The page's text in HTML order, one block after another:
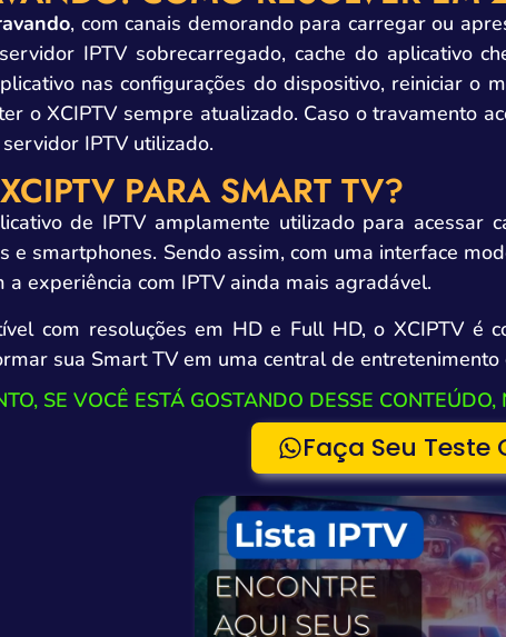
, com canais demorando para carregar ou
IPTV sobrecarregado, cache do aplicativo
nas configurações do dispositivo, reiniciar o
o XCIPTV sempre atualizado. Caso o travamento
IPTV utilizado.
PARA SMART TV?
de IPTV amplamente utilizado para acessar
e smartphones. Sendo assim, com uma interface
a experiência com IPTV ainda mais agradável.
com resoluções em HD e Full HD, o XCIPTV é
sua Smart TV em uma central de
SE VOCÊ ESTÁ GOSTANDO DESSE
Faça Seu Teste